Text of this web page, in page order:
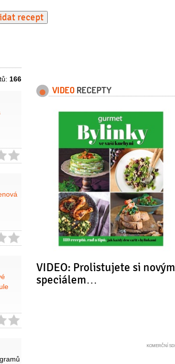
recept
166
VIDEO RECEPTY
VIDEO: Prolistujete si novým
speciálem…